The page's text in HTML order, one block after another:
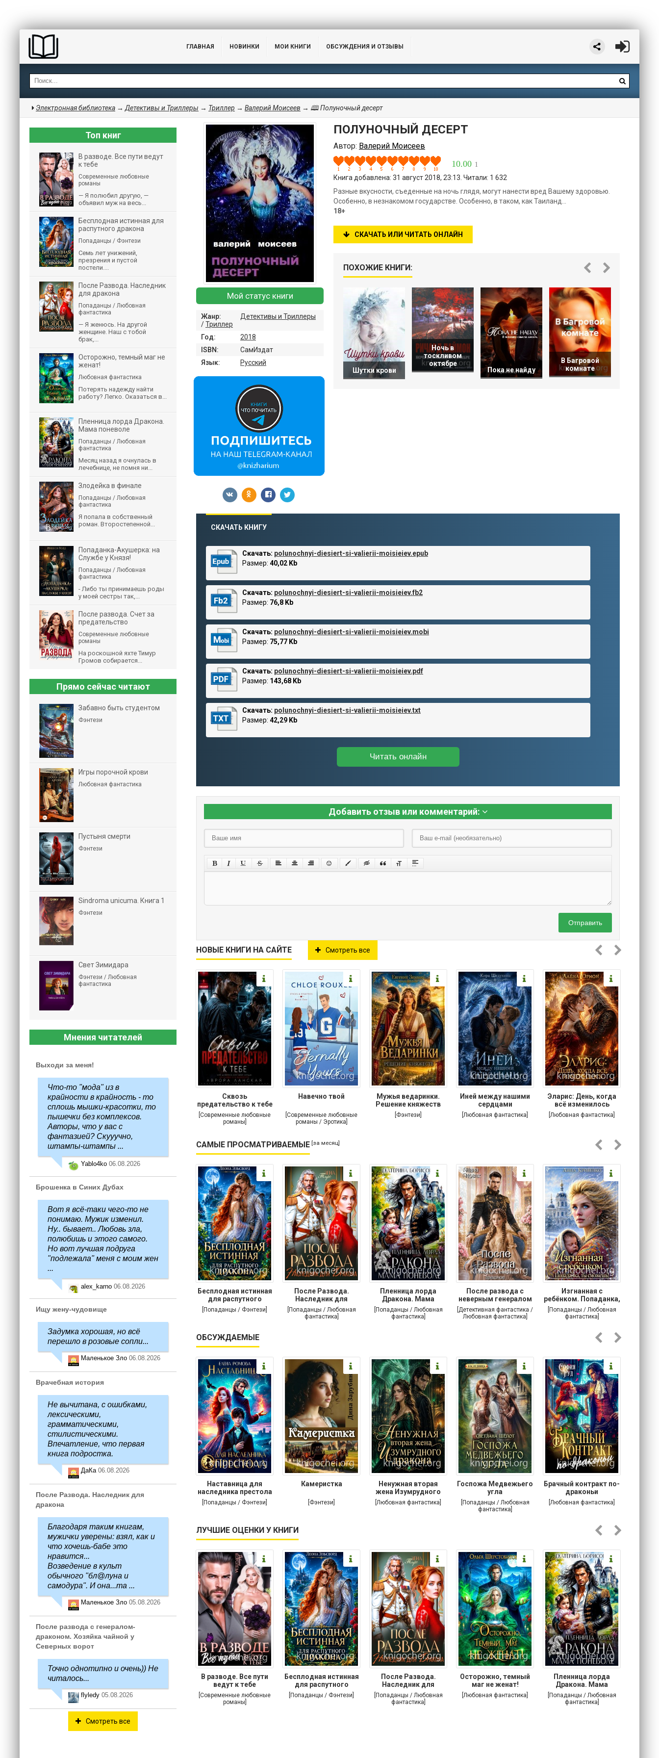
ГЛАВНАЯ НОВИНКИ МОИ КНИГИ ОБСУЖДЕНИЯ И ОТЗЫВЫ
Электронная библиотека → Детективы и Триллеры → Триллер → Валерий Моисеев → 🕮 Полуночный десерт
ПОЛУНОЧНЫЙ ДЕСЕРТ
Автор: Валерий Моисеев
10.00 1
Книга добавлена: 31 август 2018, 23:13. Читали: 1 632
Разные вкусности, съеденные на ночь глядя, могут нанести вред Вашему здоровью.
Особенно, в незнакомом государстве. Особенно, в таком, как Таиланд...
18+
СКАЧАТЬ ИЛИ ЧИТАТЬ ОНЛАЙН
ПОХОЖИЕ КНИГИ:
Шутки крови
Ночь в
тоскливом
октябре
Пока не найду
В Багровой
комнате
Мой статус книги
Жанр:
Детективы и Триллеры
/Триллер
Год:
2018
ISBN:
СамИздат
Язык:
Русский
СКАЧАТЬ КНИГУ
Скачать: polunochnyi-diesiert-si-valierii-moisieiev.epub
Размер: 40,02 Kb
Скачать: polunochnyi-diesiert-si-valierii-moisieiev.fb2
Размер: 76,8 Kb
Скачать: polunochnyi-diesiert-si-valierii-moisieiev.mobi
Размер: 75,77 Kb
Скачать: polunochnyi-diesiert-si-valierii-moisieiev.pdf
Размер: 143,68 Kb
Скачать: polunochnyi-diesiert-si-valierii-moisieiev.txt
Размер: 42,29 Kb
Читать онлайн
Добавить отзыв или комментарий:
Отправить
НОВЫЕ КНИГИ НА САЙТЕ Смотреть все
Сквозь
предательство к тебе
[Современные любовные
романы]
Навечно твой
[Современные любовные
романы / Эротика]
Мужья ведаринки.
Решение княжеств
[Фэнтези]
Иней между нашими
сердцами
[Любовная фантастика]
Эларис: День, когда
всё изменилось
[Любовная фантастика]
САМЫЕ ПРОСМАТРИВАЕМЫЕ [за месяц]
Бесплодная истинная
для распутного
дракона
[Попаданцы / Фэнтези]
После Развода.
Наследник для
дракона
[Попаданцы / Любовная
фантастика]
Пленница лорда
Дракона. Мама
поневоле
[Попаданцы / Любовная
фантастика]
После развода с
неверным генералом
драконов
[Детективная фантастика /
Любовная фантастика]
Изгнанная с
ребёнком. Попаданка,
ты сможешь!
[Попаданцы / Любовная
фантастика]
ОБСУЖДАЕМЫЕ
Наставница для
наследника престола
[Попаданцы / Фэнтези]
Камеристка
[Фэнтези]
Ненужная вторая
жена Изумрудного
дракона
[Любовная фантастика]
Госпожа Медвежьего
угла
[Попаданцы / Любовная
фантастика]
Брачный контракт по-
драконьи
[Любовная фантастика]
ЛУЧШИЕ ОЦЕНКИ У КНИГИ
В разводе. Все пути
ведут к тебе
[Современные любовные
романы]
Бесплодная истинная
для распутного
дракона
[Попаданцы / Фэнтези]
После Развода.
Наследник для
дракона
[Попаданцы / Любовная
фантастика]
Осторожно, темный
маг не женат!
[Любовная фантастика]
Пленница лорда
Дракона. Мама
поневоле
[Попаданцы / Любовная
фантастика]
Топ книг
В разводе. Все пути ведут
к тебе
Современные любовные
романы
— Я полюбил другую, —
объявил муж на весь...
Бесплодная истинная для
распутного дракона
Попаданцы / Фэнтези
Семь лет унижений,
презрения и пустой
постели....
После Развода. Наследник
для дракона
Попаданцы / Любовная
фантастика
— Я женюсь. На другой
женщине. Наш с тобой
брак,...
Осторожно, темный маг не
женат!
Любовная фантастика
Потерять надежду найти
работу? Легко. Оказаться в...
Пленница лорда Дракона.
Мама поневоле
Попаданцы / Любовная
фантастика
Месяц назад я очнулась в
лечебнице, не помня ни...
Злодейка в финале
Попаданцы / Любовная
фантастика
Я попала в собственный
роман. Второстепенной...
Попаданка-Акушерка: на
Службе у Князя!
Попаданцы / Любовная
фантастика
- Либо ты принимаешь роды
у моей сестры так,...
После развода. Счет за
предательство
Современные любовные
романы
На роскошной яхте Тимур
Громов собирается...
Прямо сейчас читают
Забавно быть студентом
Фэнтези
Игры порочной крови
Любовная фантастика
Пустыня смерти
Фэнтези
Sindroma unicuma. Книга 1
Фэнтези
Свет Зимидара
Фэнтези / Любовная
фантастика
Мнения читателей
Выходи за меня!
Что-то "мода" из в
крайности в крайность - то
сплошь мышки-красотки, то
пышечки без комплексов.
Авторы, что у вас с
фантазией? Скууучно,
штампы-штампы ...
Yablo4ko 06.08.2026
Брошенка в Синих Дубах
Вот я всё-таки чего-то не
понимаю. Мужик изменил.
Ну.. бывает.. Любовь зла,
полюбишь и этого самого.
Но вот лучшая подруга
"подлежала" меня с моим жен
...
alex_karno 06.08.2026
Ищу жену-чудовище
Задумка хорошая, но всё
перешло в розовые сопли...
Маленькое Зло 06.08.2026
Врачебная история
Не вычитана, с ошибками,
лексическими,
грамматическими,
стилистическими.
Впечатление, что первая
книга подростка.
ДаКа 06.08.2026
После Развода. Наследник для
дракона
Благодаря таким книгам,
мужички уверены: взял, как и
что хочешь-бабе это
нравится...
Возведение в культ
обычного "бл@луна и
самодура". И она...та ...
Маленькое Зло 05.08.2026
После развода с генералом-
драконом. Хозяйка чайной у
Северных ворот
Точно однотипно и очень)) Не
читалось...
flyledy 05.08.2026
Смотреть все